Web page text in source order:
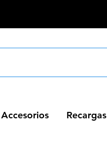
Accesorios Recargas